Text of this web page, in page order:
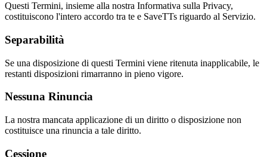
Questi Termini, insieme alla nostra Informativa sulla Privacy,
costituiscono l'intero accordo tra te e SaveTTs riguardo al Servizio.
Separabilità
Se una disposizione di questi Termini viene ritenuta inapplicabile, le
restanti disposizioni rimarranno in pieno vigore.
Nessuna Rinuncia
La nostra mancata applicazione di un diritto o disposizione non
costituisce una rinuncia a tale diritto.
Cessione